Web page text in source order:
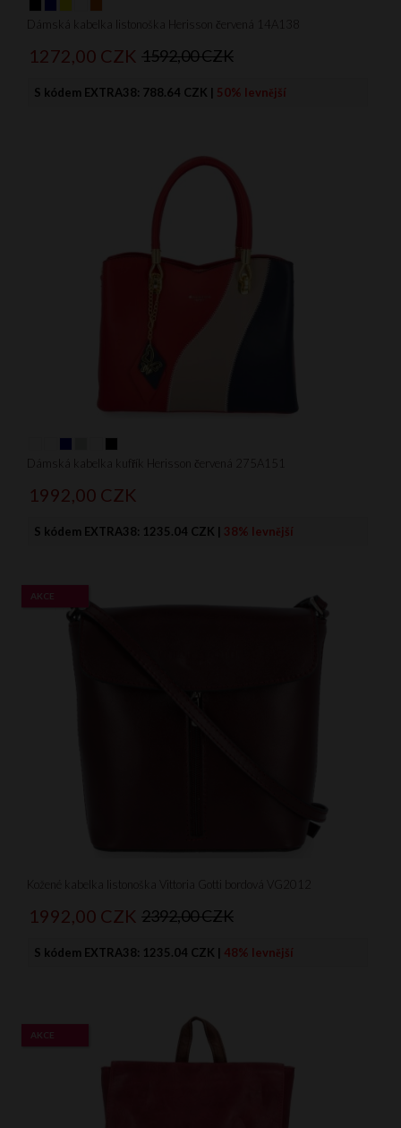
Dámská kabelka listonoška Herisson červená 14A138
1272,00 CZK 1592,00 CZK
S kódem EXTRA38: 788.64 CZK | 50% levnější
Dámská kabelka kufřík Herisson červená 275A151
1992,00 CZK
S kódem EXTRA38: 1235.04 CZK | 38% levnější
Kožené kabelka listonoška Vittoria Gotti bordová VG2012
AKCE
1992,00 CZK 2392,00 CZK
S kódem EXTRA38: 1235.04 CZK | 48% levnější
AKCE